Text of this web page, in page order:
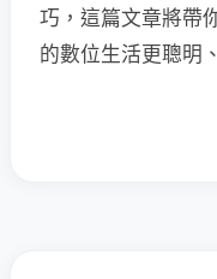
巧，這篇文章將帶
的數位生活更聰明